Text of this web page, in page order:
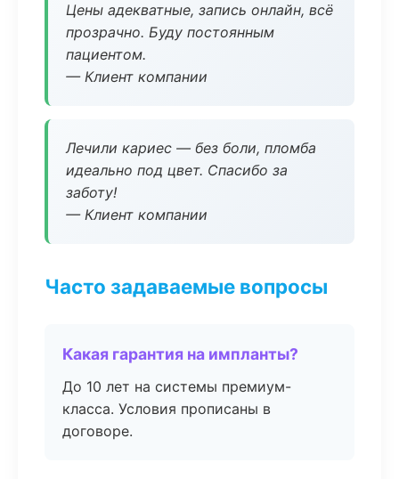
Цены адекватные, запись онлайн, всё
прозрачно. Буду постоянным
пациентом.
— Клиент компании
Лечили кариес — без боли, пломба
идеально под цвет. Спасибо за
заботу!
— Клиент компании
Часто задаваемые вопросы
Какая гарантия на импланты?
До 10 лет на системы премиум-
класса. Условия прописаны в
договоре.